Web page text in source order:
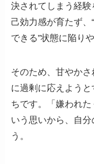
決されてしまう経
己効力感が育たず
できる”状態に陥り
そのため、甘やか
に過剰に応えよう
ちです。「嫌われ
いう思いから、自
う。